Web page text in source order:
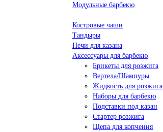
Модульные барбекю
Костровые чаши
Тандыры
Печи для казана
Аксессуары для барбекю
Брикеты для розжига
Вертела/Шампуры
Жидкость для розжига
Наборы для барбекю
Подставки под казан
Стартер розжига
Щепа для копчения